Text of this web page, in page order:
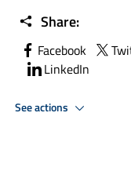
Share:
Facebook
LinkedIn
See actions